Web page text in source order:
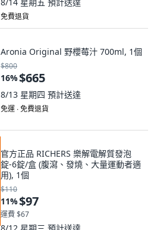
免費退貨
Aronia Original 野櫻莓汁 700ml, 1個
$800
16%$665
8/13 星期四 預計送達
免運 ∙ 免費退貨
官方正品 RICHERS 樂解電解質發泡
錠-6錠/盒 (腹瀉、發燒、大量運動者適
用), 1個
$110
11%$97
運費 $67